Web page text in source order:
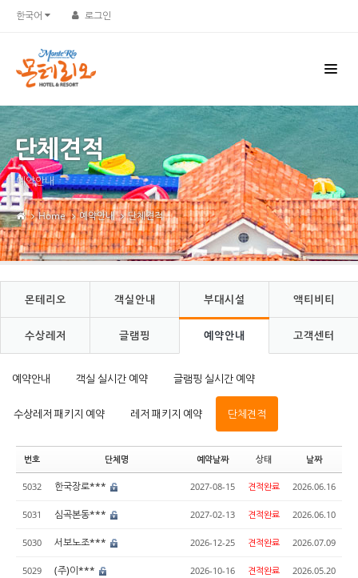
한국어 로그인
단체견적
예약안내
Home 예약안내 단체견적
몬테리오 객실안내 부대시설 액티비티
수상레저 글램핑 예약안내 고객센터
예약안내 객실 실시간 예약 글램핑 실시간 예약
수상레저 패키지 예약 레저 패키지 예약 단체견적
번호 단체명 예약날짜 상태 날짜
5032 한국장로*** 2027-08-15 견적완료 2026.06.16
5031 심곡본동*** 2027-02-13 견적완료 2026.06.10
5030 서보노조*** 2026-12-25 견적완료 2026.07.09
5029 (주)이*** 2026-10-16 견적완료 2026.05.20
Sketchbook5, 스케치북5